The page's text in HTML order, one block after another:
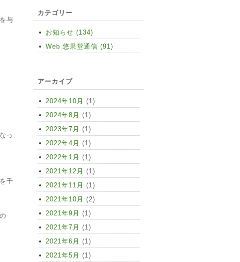
与
っ
千
カテゴリー
お知らせ (134)
Web 悠果堂通信 (91)
アーカイブ
2024年10月 (1)
2024年8月 (1)
2023年7月 (1)
2022年4月 (1)
2022年1月 (1)
2021年12月 (1)
2021年11月 (1)
2021年10月 (2)
2021年9月 (1)
2021年7月 (1)
2021年6月 (1)
2021年5月 (1)